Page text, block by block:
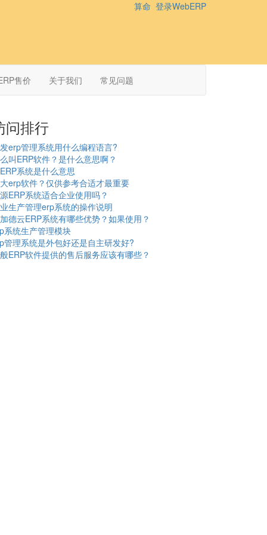
算命 登录WebERP
售价 关于我们 常见问题
问排行
erp管理系统用什么编程语言?
叫ERP软件？是什么意思啊？
系统是什么意思
erp软件？仅供参考合适才最重要
ERP系统适合企业使用吗？
生产管理erp系统的操作说明
德云ERP系统有哪些优势？如果使用？
系统生产管理模块
管理系统是外包好还是自主研发好?
ERP软件提供的售后服务应该有哪些？